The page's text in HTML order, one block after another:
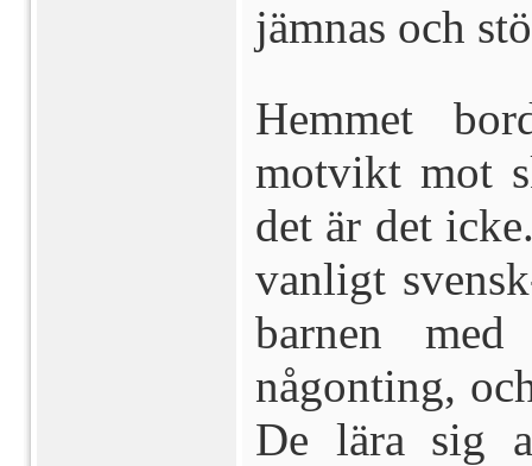
jämnas och
Hemmet
motvikt mot
det är det
vanligt
barnen
någonting,
De lära sig